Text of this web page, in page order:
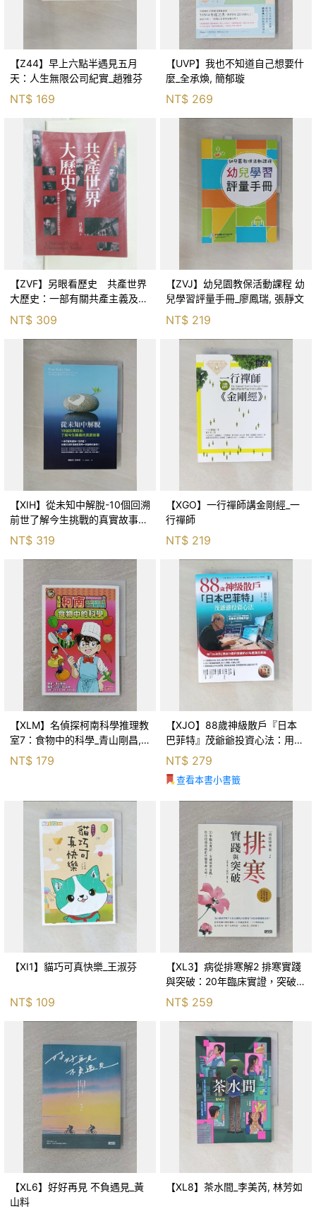
【Z44】早上六點半遇見五月
天：人生無限公司紀實_趙雅芬
NT$ 169
【UVP】我也不知道自己想要什
麼_全承煥, 簡郁璇
NT$ 269
【ZVF】另眼看歷史 共產世界
大歷史：一部有關共產主義及共
產黨兩百年的興衰史_呂正理
NT$ 309
【ZVJ】幼兒園教保活動課程 幼
兒學習評量手冊_廖鳳瑞, 張靜文
NT$ 219
【XIH】從未知中解脫-10個回溯
前世了解今生挑戰的真實故事_
羅伯特．舒
NT$ 319
【XGO】一行禪師講金剛經_一
行禪師
NT$ 219
【XLM】名偵探柯南科學推理教
室7：食物中的科學_青山剛昌,
NT$ 179
【XJO】88歲神級散戶『日本
巴菲特』茂爺爺投資心法：用
「126法則」滾出18億円資產的
69年股海交易術_藤本茂, 賴惠
鈴
NT$ 279
查看本書小書籤
【XI1】貓巧可真快樂_王淑芬
NT$ 109
【XL3】病從排寒解2 排寒實踐
與突破：20年臨床實證，突破排
寒盲點，防治疫毒流感的中醫養
命方略！_李璧如
NT$ 259
【XL6】好好再見 不負遇見_黃
山料
【XL8】茶水間_李美芮, 林芳如